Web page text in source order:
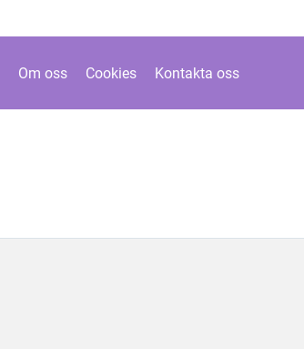
Om oss Cookies Kontakta oss